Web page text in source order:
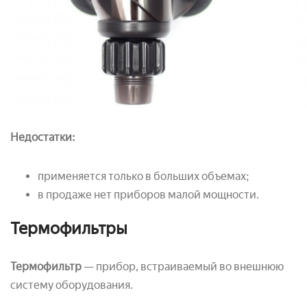
Недостатки:
применяется только в больших объемах;
в продаже нет приборов малой мощности.
Термофильтры
Термофильтр — прибор, встраиваемый во внешнюю
систему оборудования.